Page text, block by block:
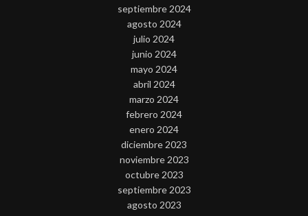
septiembre 2024
agosto 2024
julio 2024
junio 2024
mayo 2024
abril 2024
marzo 2024
febrero 2024
enero 2024
diciembre 2023
noviembre 2023
octubre 2023
septiembre 2023
agosto 2023